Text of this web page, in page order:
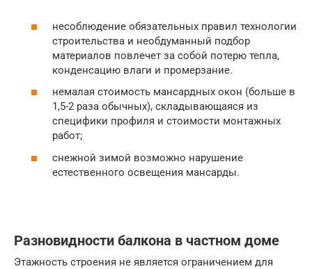
несоблюдение обязательных правил технологии
строительства и необдуманный подбор
материалов повлечет за собой потерю тепла,
конденсацию влаги и промерзание.
немалая стоимость мансардных окон (больше в
1,5-2 раза обычных), складывающаяся из
специфики профиля и стоимости монтажных
работ;
снежной зимой возможно нарушение
естественного освещения мансарды.
Разновидности балкона в частном доме
Этажность строения не является ограничением для